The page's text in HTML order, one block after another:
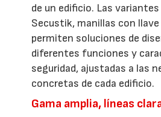
de un edificio. Las
Secustik, manillas con
permiten soluciones de
diferentes funciones y
seguridad, ajustadas a las
concretas de cada edificio.
Gama amplia, líneas